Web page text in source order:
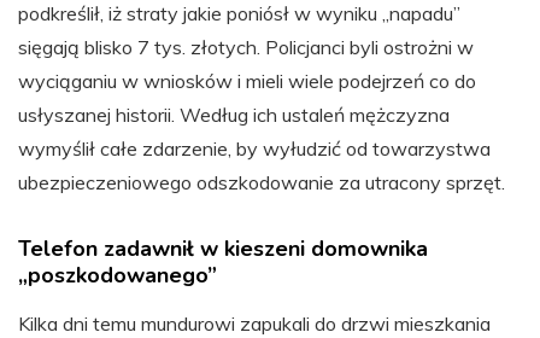
podkreślił, iż straty jakie poniósł w wyniku „napadu”
sięgają blisko 7 tys. złotych. Policjanci byli ostrożni w
wyciąganiu w wniosków i mieli wiele podejrzeń co do
usłyszanej historii. Według ich ustaleń mężczyzna
wymyślił całe zdarzenie, by wyłudzić od towarzystwa
ubezpieczeniowego odszkodowanie za utracony sprzęt.
Telefon zadawnił w kieszeni domownika
„poszkodowanego”
Kilka dni temu mundurowi zapukali do drzwi mieszkania